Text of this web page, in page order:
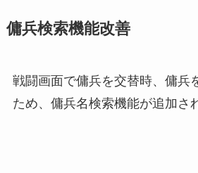
傭兵検索機能改善
戦闘画面で傭兵を交替時、傭兵
ため、傭兵名検索機能が追加さ